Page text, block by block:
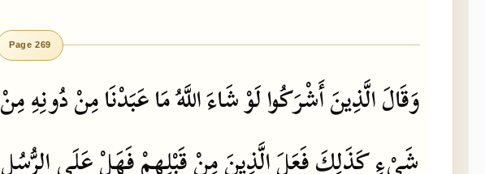
Page 269
وَقَالَالَّذِينَأَشْرَكُوالَوْشَاءَاللَّهُمَاعَبَدْنَامِنْدُونِهِمِنْ
شَيْءٍكَذَلِكَفَعَلَالَّذِينَمِنْقَبْلِهِمْفَهَلْعَلَىالرُّسُلِ